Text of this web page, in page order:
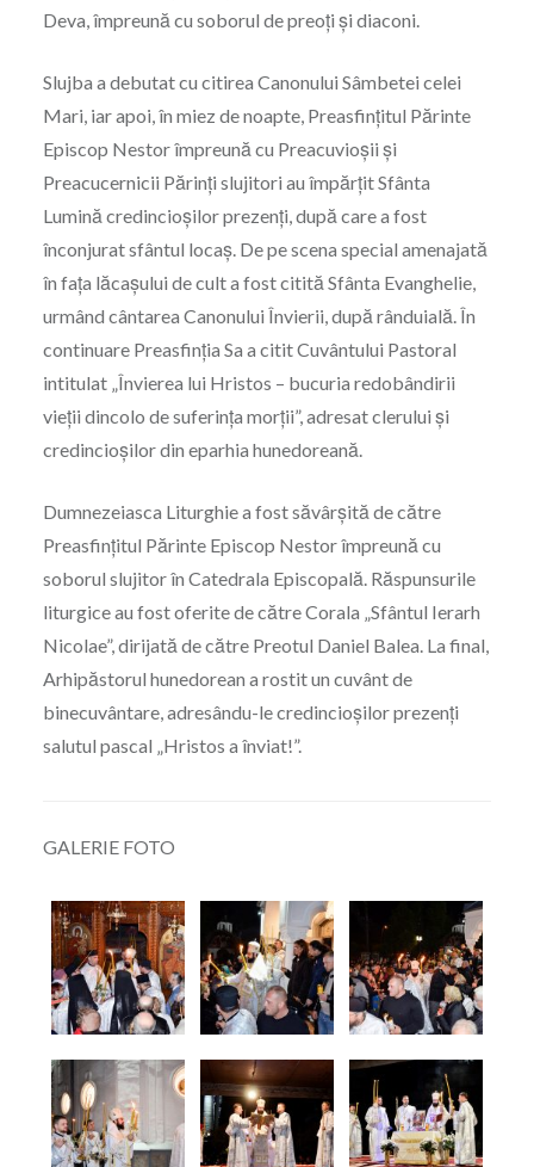
Deva, împreună cu soborul de preoți și diaconi.
Slujba a debutat cu citirea Canonului Sâmbetei celei
Mari, iar apoi, în miez de noapte, Preasfințitul Părinte
Episcop Nestor împreună cu Preacuvioșii și
Preacucernicii Părinți slujitori au împărțit Sfânta
Lumină credincioșilor prezenți, după care a fost
înconjurat sfântul locaș. De pe scena special amenajată
în fața lăcașului de cult a fost citită Sfânta Evanghelie,
urmând cântarea Canonului Învierii, după rânduială. În
continuare Preasfinția Sa a citit Cuvântului Pastoral
intitulat „Învierea lui Hristos – bucuria redobândirii
vieții dincolo de suferința morții”, adresat clerului și
credincioșilor din eparhia hunedoreană.
Dumnezeiasca Liturghie a fost săvârșită de către
Preasfințitul Părinte Episcop Nestor împreună cu
soborul slujitor în Catedrala Episcopală. Răspunsurile
liturgice au fost oferite de către Corala „Sfântul Ierarh
Nicolae”, dirijată de către Preotul Daniel Balea. La final,
Arhipăstorul hunedorean a rostit un cuvânt de
binecuvântare, adresându-le credincioșilor prezenți
salutul pascal „Hristos a înviat!”.
GALERIE FOTO